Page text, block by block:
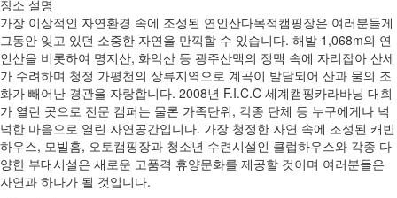
장소 설명
가장 이상적인 자연환경 속에 조성된 연인산다목적캠핑장은 여러분들게
그동안 잊고 있던 소중한 자연을 만끽할 수 있습니다. 해발 1,068m의 연
인산을 비롯하여 명지산, 화악산 등 광주산맥의 정맥 속에 자리잡아 산세
가 수려하며 청정 가평천의 상류지역으로 계곡이 발달되어 산과 물의 조
화가 빼어난 경관을 자랑합니다. 2008년 F.I.C.C 세계캠핑카라바닝 대회
가 열린 곳으로 전문 캠퍼는 물론 가족단위, 각종 단체 등 누구에게나 넉
넉한 마음으로 열린 자연공간입니다. 가장 청정한 자연 속에 조성된 캐빈
하우스, 모빌홈, 오토캠핑장과 청소년 수련시설인 클럽하우스와 각종 다
양한 부대시설은 새로운 고품격 휴양문화를 제공할 것이며 여러분들은
자연과 하나가 될 것입니다.